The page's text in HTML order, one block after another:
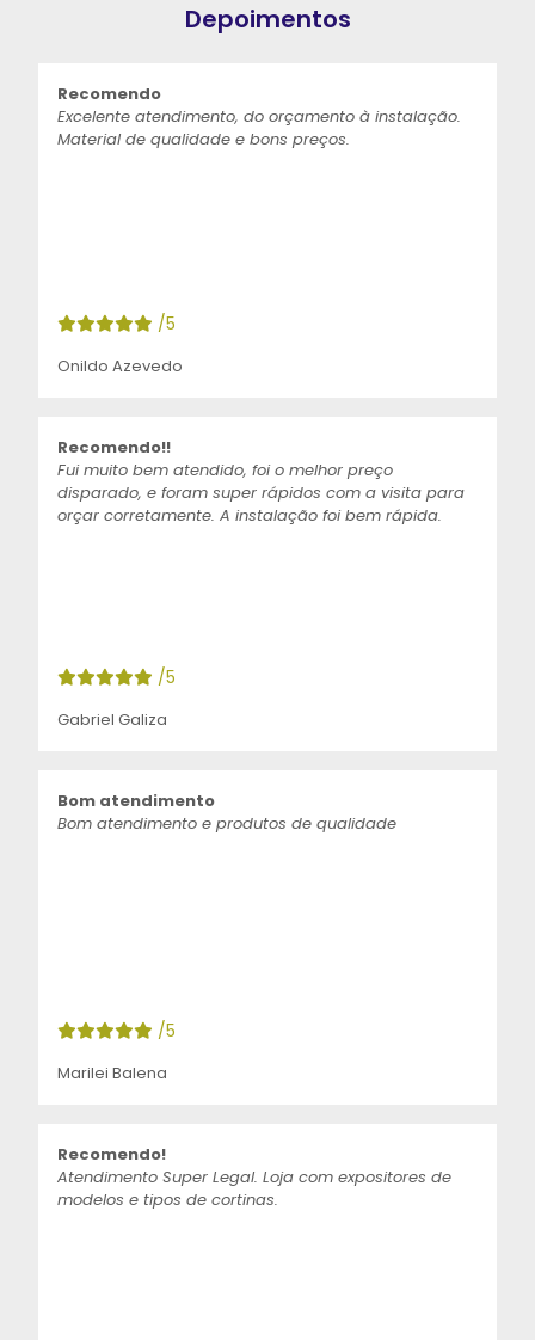
Depoimentos
Recomendo
Excelente atendimento, do orçamento à instalação.
Material de qualidade e bons preços.
/5
Onildo Azevedo
Recomendo!!
Fui muito bem atendido, foi o melhor preço
disparado, e foram super rápidos com a visita para
orçar corretamente. A instalação foi bem rápida.
/5
Gabriel Galiza
Bom atendimento
Bom atendimento e produtos de qualidade
/5
Marilei Balena
Recomendo!
Atendimento Super Legal. Loja com expositores de
modelos e tipos de cortinas.